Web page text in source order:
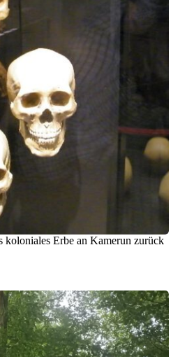
koloniales Erbe an Kamerun zurück